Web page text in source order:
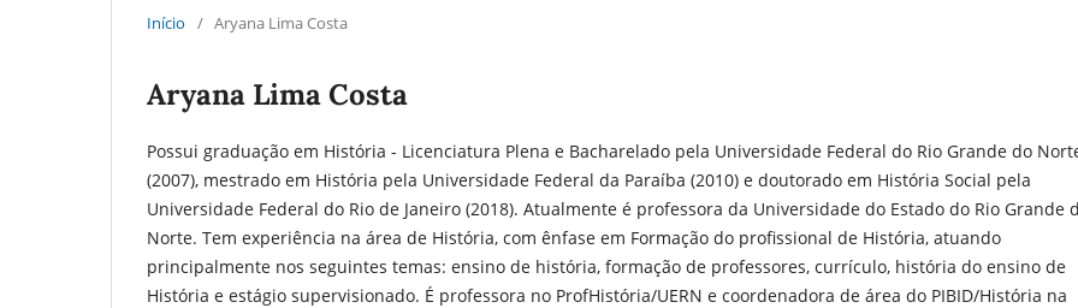
Início / Aryana Lima Costa
Aryana Lima Costa
Possui graduação em História - Licenciatura Plena e Bacharelado pela Universidade Federal do Rio Grande do
(2007), mestrado em História pela Universidade Federal da Paraíba (2010) e doutorado em História Social pela
Universidade Federal do Rio de Janeiro (2018). Atualmente é professora da Universidade do Estado do Rio Grande
Norte. Tem experiência na área de História, com ênfase em Formação do profissional de História, atuando
principalmente nos seguintes temas: ensino de história, formação de professores, currículo, história do ensino de
História e estágio supervisionado. É professora no ProfHistória/UERN e coordenadora de área do PIBID/História na